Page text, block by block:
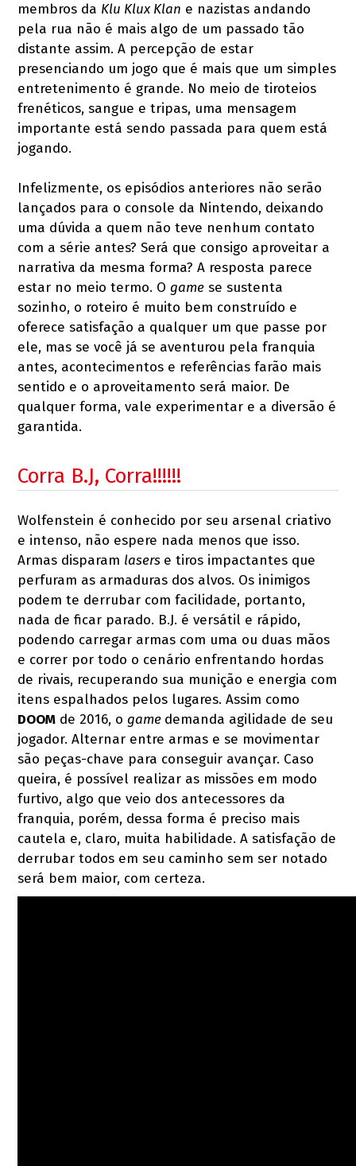
membros da Klu Klux Klan e nazistas andando
pela rua não é mais algo de um passado tão
distante assim. A percepção de estar
presenciando um jogo que é mais que um simples
entretenimento é grande. No meio de tiroteios
frenéticos, sangue e tripas, uma mensagem
importante está sendo passada para quem está
jogando.
Infelizmente, os episódios anteriores não serão
lançados para o console da Nintendo, deixando
uma dúvida a quem não teve nenhum contato
com a série antes? Será que consigo aproveitar a
narrativa da mesma forma? A resposta parece
estar no meio termo. Ogame se sustenta
sozinho, o roteiro é muito bem construído e
oferece satisfação a qualquer um que passe por
ele, mas se você já se aventurou pela franquia
antes, acontecimentos e referências farão mais
sentido e o aproveitamento será maior. De
qualquer forma, vale experimentar e a diversão é
garantida.
Corra B.J, Corra!!!!!!
Wolfenstein é conhecido por seu arsenal criativo
e intenso, não espere nada menos que isso.
Armas disparam lasers e tiros impactantes que
perfuram as armaduras dos alvos. Os inimigos
podem te derrubar com facilidade, portanto,
nada de ficar parado. B.J. é versátil e rápido,
podendo carregar armas com uma ou duas mãos
e correr por todo o cenário enfrentando hordas
de rivais, recuperando sua munição e energia com
itens espalhados pelos lugares. Assim como
DOOM de 2016, ogame demanda agilidade de seu
jogador. Alternar entre armas e se movimentar
são peças-chave para conseguir avançar. Caso
queira, é possível realizar as missões em modo
furtivo, algo que veio dos antecessores da
franquia, porém, dessa forma é preciso mais
cautela e, claro, muita habilidade. A satisfação de
derrubar todos em seu caminho sem ser notado
será bem maior, com certeza.